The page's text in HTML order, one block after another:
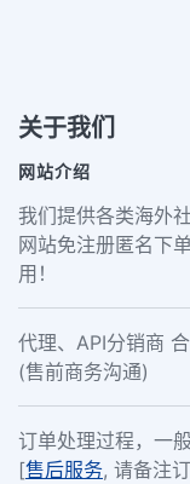
关于我们
网站介绍
我们提供各类海外
网站免注册匿名下
用！
代理、API分销商
(售前商务沟通)
订单处理过程，一
[售后服务, 请备注